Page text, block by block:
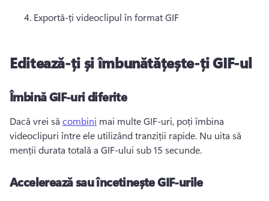
Exportă-ți videoclipul în format GIF
Editează-ți și îmbunătățește-ți GIF-ul
Îmbină GIF-uri diferite
Dacă vrei să combini mai multe GIF-uri, poți îmbina
videoclipuri între ele utilizând tranziții rapide. Nu uita să
menții durata totală a GIF-ului sub 15 secunde.
Accelerează sau încetinește GIF-urile